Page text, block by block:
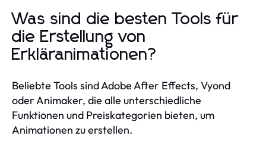
Was sind die besten Tools für
die Erstellung von
Erkläranimationen?
Beliebte Tools sind Adobe After Effects, Vyond
oder Animaker, die alle unterschiedliche
Funktionen und Preiskategorien bieten, um
Animationen zu erstellen.